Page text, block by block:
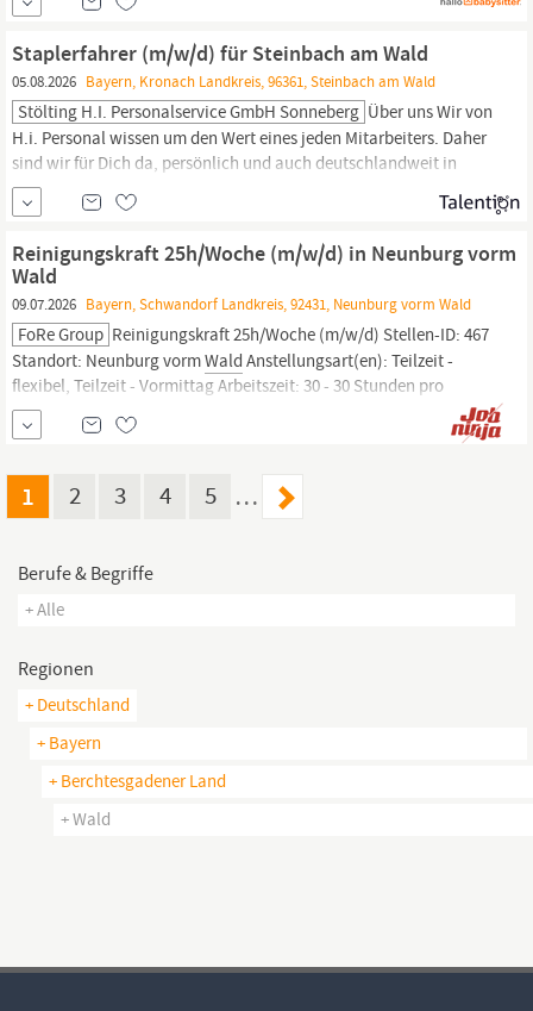
Staplerfahrer (m/w/d) für Steinbach am Wald
05.08.2026 Bayern, Kronach Landkreis, 96361, Steinbach am Wald
Stölting H.i. Personalservice GmbH Sonneberg Über uns Wir von
H.i. Personal wissen um den Wert eines jeden Mitarbeiters. Daher
sind wir für Dich da, persönlich und auch deutschlandweit in
Deiner Nähe. Wir bieten Dir eine faire Bezahlung für attraktive
Arbeitsplätze, völlig unkompliziert und flexibel. Wir suchen ab
sofort Staplerfahrer (m/w/d) für Steinbach am
Zielorientierte...
Reinigungskraft 25h/Woche (m/w/d) in Neunburg vorm
Wald
09.07.2026 Bayern, Schwandorf Landkreis, 92431, Neunburg vorm Wald
FoRe Group Reinigungskraft 25h/Woche (m/w/d) Stellen-ID: 467
Standort: Neunburg vormWald Anstellungsart(en): Teilzeit -
flexibel, Teilzeit - Vormittag Arbeitszeit: 30 - 30 Stunden pro
Woche Wir Suchen Dich! Du bist eine serviceorientierte
Reinigungskraft, die bereits Erfahrung im Bereich Reinigung
1 2 3 4 5 …
Berufe & Begriffe
+ Alle
Regionen
+ Deutschland
+ Bayern
+ Berchtesgadener Land
+ Wald